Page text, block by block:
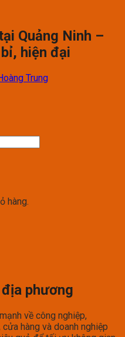
hàng.
Quảng Ninh –
hiện đại
Trung
phương
về công nghiệp,
hàng và doanh nghiệp